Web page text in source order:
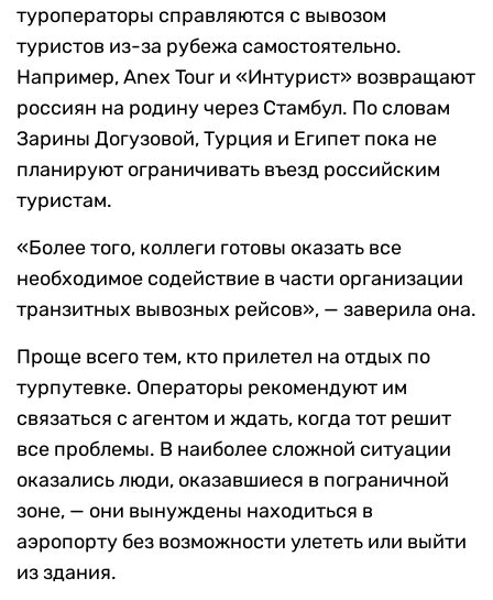
туроператоры справляются с вывозом
туристов из-за рубежа самостоятельно.
Например, Anex Tour и «Интурист» возвращают
россиян на родину через Стамбул. По словам
Зарины Догузовой, Турция и Египет пока не
планируют ограничивать въезд российским
туристам.
«Более того, коллеги готовы оказать все
необходимое содействие в части организации
транзитных вывозных рейсов», — заверила она.
Проще всего тем, кто прилетел на отдых по
турпутевке. Операторы рекомендуют им
связаться с агентом и ждать, когда тот решит
все проблемы. В наиболее сложной ситуации
оказались люди, оказавшиеся в пограничной
зоне, — они вынуждены находиться в
аэропорту без возможности улететь или выйти
из здания.